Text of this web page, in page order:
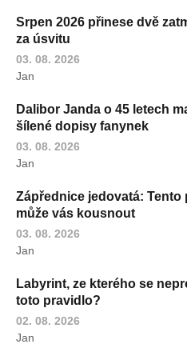
Srpen 2026 přinese dvě
za úsvitu
03. 08. 2026
Jan
Dalibor Janda o 45 letech
šílené dopisy fanynek
03. 08. 2026
Jan
Zápřednice jedovatá: Tento
může vás kousnout
03. 08. 2026
Jan
Labyrint, ze kterého se
toto pravidlo?
02. 08. 2026
Jan